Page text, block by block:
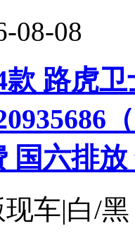
08-08
款 路虎
国六排
车|白/黑